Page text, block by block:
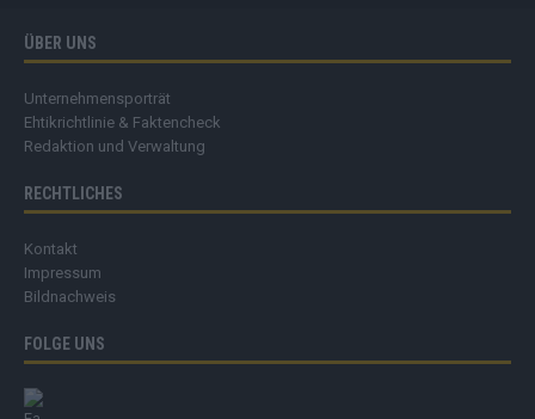
ÜBER UNS
Unternehmensporträt
Ehtikrichtlinie & Faktencheck
Redaktion und Verwaltung
RECHTLICHES
Kontakt
Impressum
Bildnachweis
FOLGE UNS